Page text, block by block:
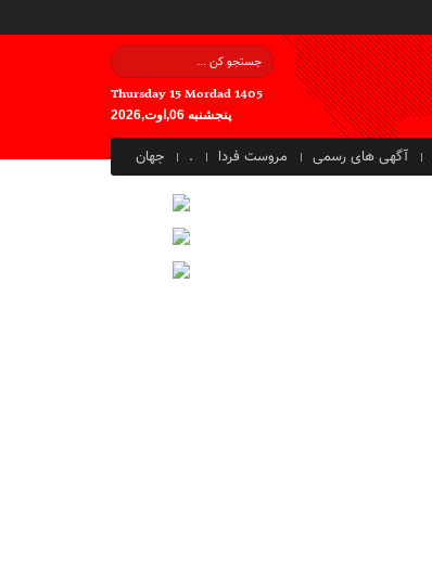
Thursday 15 Mordad 1405
پنجشنبه 06,اوت,2026
آگهی های رسمی مروست فردا . جهان